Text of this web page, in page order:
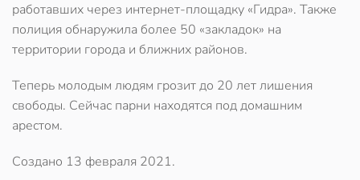
работавших через интернет-площадку «Гидра». Также
полиция обнаружила более 50 «закладок» на
территории города и ближних районов.
Теперь молодым людям грозит до 20 лет лишения
свободы. Сейчас парни находятся под домашним
арестом.
Создано 13 февраля 2021.